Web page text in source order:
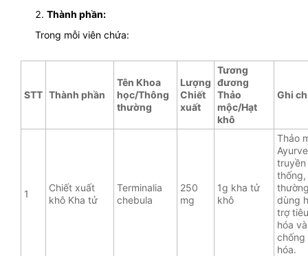
Thành phần:
Trong mỗi viên chứa:
STT Thành phần
Tên Khoa
học/Thông
thường
Lượng
Chiết
xuất
Tương
đương
Thảo
mộc/Hạt
khô
Ghi
1
Chiết xuất
khô Kha tử
Terminalia
chebula
250
mg
1g kha tử
khô
Thảo
truyền
thống,
dùng
trợ tiêu
hóa và
chống
hóa.